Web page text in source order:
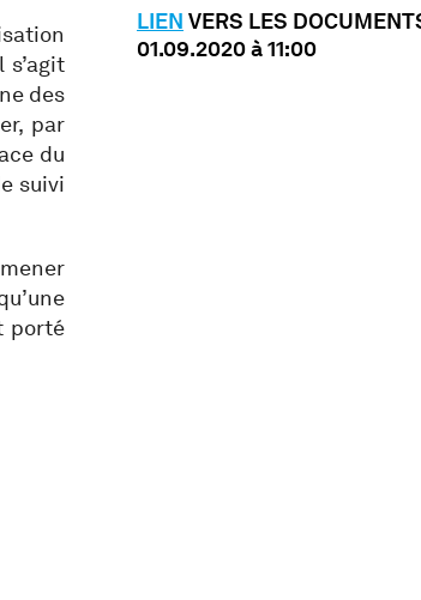
des
par
du
suivi
porté
LIEN VERS LES
01.09.2020 à 11:00